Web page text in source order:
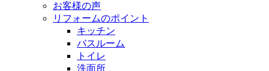
お客様の声
リフォームのポイント
キッチン
バスルーム
トイレ
洗面所